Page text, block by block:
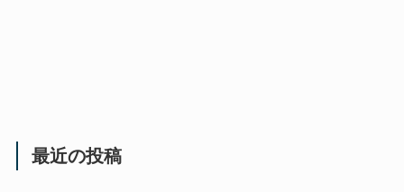
最近の投稿